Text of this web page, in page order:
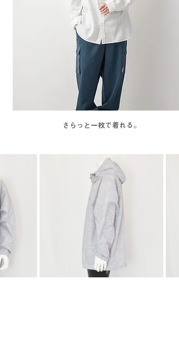
さらっと一枚で着れる。